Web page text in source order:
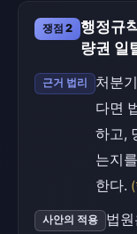
쟁점 2
행정규
량권 일
근거 법리
처분
다면
하고,
는지
한다.
사안의 적용
법